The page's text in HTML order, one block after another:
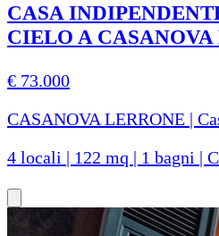
CASA
CIELO A
€ 73.000
CASANOVA LERRONE |
4 locali | 122 mq | 1 bagni |